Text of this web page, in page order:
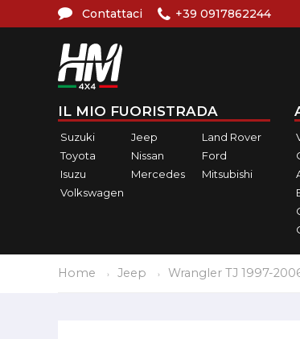
Contattaci +39 0917862244
IL MIO FUORISTRADA
Suzuki Jeep
Land Rover
Toyota
Nissan
Ford
Isuzu
Mercedes
Mitsubishi
Volkswagen
Home Jeep Wrangler TJ 1997-